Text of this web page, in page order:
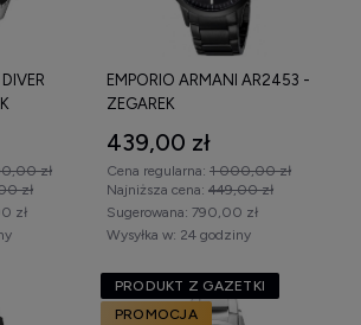
zł
zł
zł
EMPORIO ARMANI AR2453 -
ZEGAREK
439,00 zł
Cena regularna: 1 000,00 zł
Najniższa cena: 449,00 zł
Wysyłka w: 24 godziny
Sugerowana: 790,00 zł
PRODUKT Z GAZETKI
PROMOCJA